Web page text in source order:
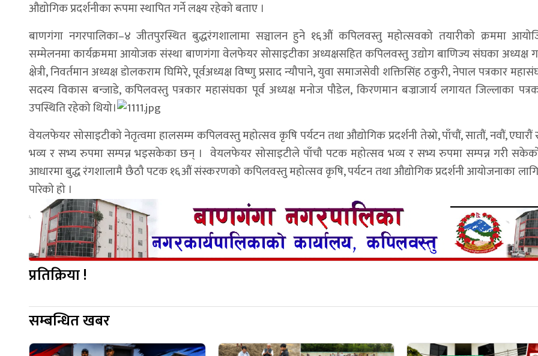
औद्योगिक प्रदर्शनीका रूपमा स्थापित गर्ने लक्ष्य रहेको बताए ।
बाणगंगा नगरपालिका–४ जीतपुरस्थित बुद्धरंगशालामा सञ्चालन हुने १६औं कपिलवस्तु महोत्सवको तयारीको क्रममा
सम्मेलनमा कार्यक्रममा आयोजक संस्था बाणगंगा वेलफेयर सोसाइटीका अध्यक्षसहित कपिलवस्तु उद्योग बाणिज्य संघका अध्यक्ष
क्षेत्री, निवर्तमान अध्यक्ष डोलकराम घिमिरे, पूर्वअध्यक्ष विष्णु प्रसाद न्यौपाने, युवा समाजसेवी शक्तिसिंह ठकुरी, नेपाल पत्रकार
सदस्य विकास बन्जाडे, कपिलवस्तु पत्रकार महासंघका पूर्व अध्यक्ष मनोज पौडेल, किरणमान बज्राजार्य लगायत जिल्लाका
उपस्थिति रहेको थियो।
वेयलफेयर सोसाइटीको नेतृत्वमा हालसम्म कपिलवस्तु महोत्सव कृषि पर्यटन तथा औद्योगिक प्रदर्शनी तेस्रो, पाँचौं, सातौं, नवौं,
भव्य र सभ्य रुपमा सम्पन्न भइसकेका छन् । वेयलफेयर सोसाइटीले पाँचौ पटक महोत्सव भव्य र सभ्य रुपमा सम्पन्न गरी
आधारमा बुद्ध रंगशालामै छैठौ पटक १६औं संस्करणको कपिलवस्तु महोत्सव कृषि, पर्यटन तथा औद्योगिक प्रदर्शनी आयोजनाका लागि
पारेको हो ।
प्रतिक्रिया !
सम्बन्धित खबर